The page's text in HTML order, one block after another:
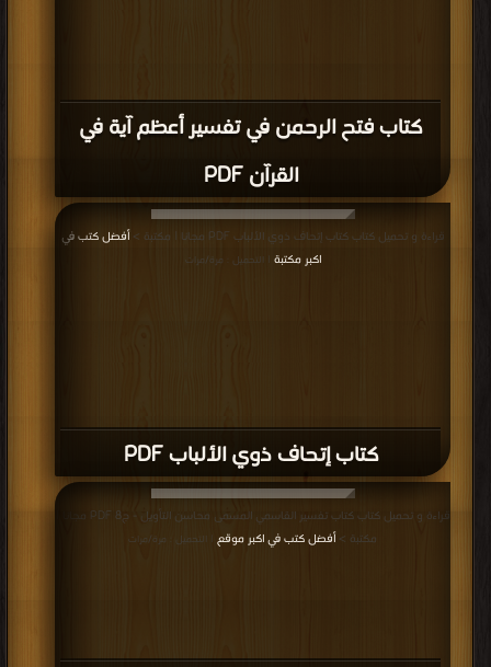
كتاب فتح الرحمن في تفسير أعظم آية في
القرآن PDF
كتاب إتحاف ذوي الألباب PDF
قراءة و تحميل كتاب كتاب إتحاف ذوي الألباب PDF مجانا | مكتبة >
أفضل كتب في
اكبر مكتبة
| التحميل : مرة/مرات
قراءة و تحميل كتاب كتاب تفسير القاسمي المسمى محاسن التأويل - ج8 PDF مجانا |
مكتبة >أفضل كتب في اكبر موقع | التحميل : مرة/مرات